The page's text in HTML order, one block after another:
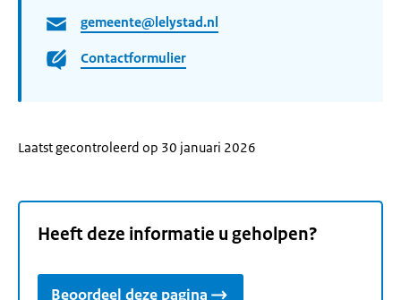
gemeente@lelystad.nl
Contactformulier
Laatst gecontroleerd op 30 januari 2026
Heeft deze informatie u geholpen?
Beoordeel deze pagina